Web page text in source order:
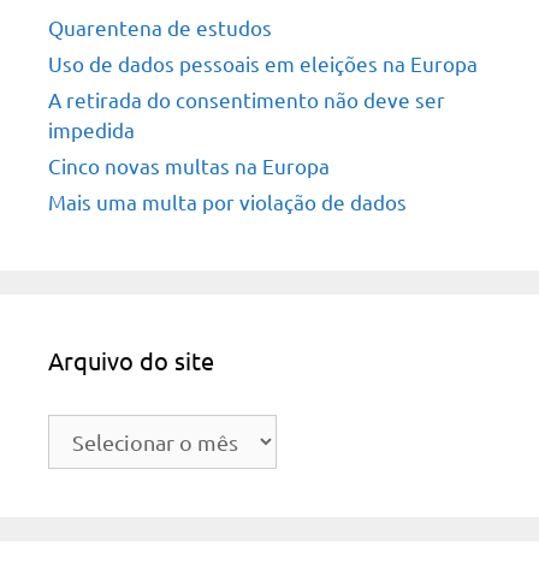
Quarentena de estudos
Uso de dados pessoais em eleições na Europa
A retirada do consentimento não deve ser
impedida
Cinco novas multas na Europa
Mais uma multa por violação de dados
Arquivo do site
Arquivo